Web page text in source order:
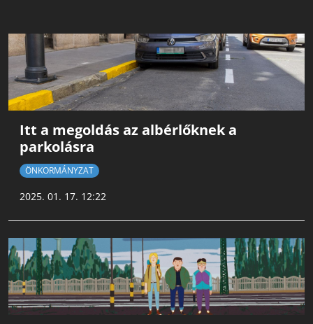
Itt a megoldás az albérlőknek a
parkolásra
ÖNKORMÁNYZAT
2025. 01. 17. 12:22